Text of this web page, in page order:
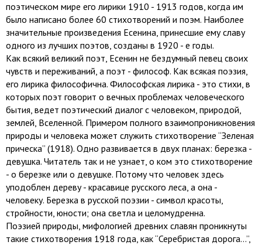
поэтическом мире его лирики 1910 - 1913 годов, когда им
было написано более 60 стихотворений и поэм. Наиболее
значительные произведения Есенина, принесшие ему славу
одного из лучших поэтов, созданы в 1920 - е годы.
Как всякий великий поэт, Есенин не бездумный певец своих
чувств и переживаний, а поэт - философ. Как всякая поэзия,
его лирика философична. Философская лирика - это стихи, в
которых поэт говорит о вечных проблемах человеческого
бытия, ведет поэтический диалог с человеком, природой,
землей, Вселенной. Примером полного взаимопроникновения
природы и человека может служить стихотворение “Зеленая
прическа” (1918). Одно развивается в двух планах: березка -
девушка. Читатель так и не узнает, о ком это стихотворение
- о березке или о девушке. Потому что человек здесь
уподоблен дереву - красавице русского леса, а она -
человеку. Березка в русской поэзии - символ красоты,
стройности, юности; она светла и целомудренна.
Поэзией природы, мифологией древних славян проникнуты
такие стихотворения 1918 года, как “Серебристая дорога...”,